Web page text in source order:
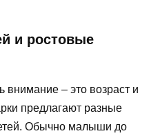
и ростовые
– это возраст и
предлагают разные
Обычно малыши до